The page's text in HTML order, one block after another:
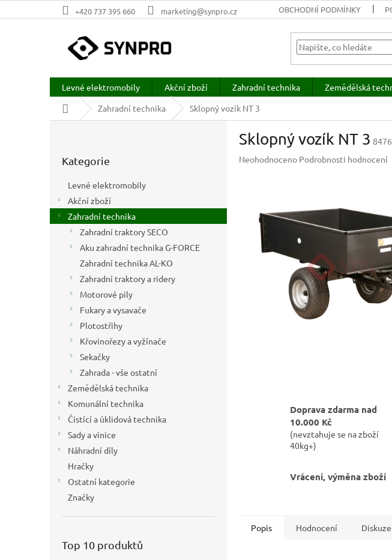
na
+420 737 395 660 marketing@synpro.cz OBCHODNÍ PODMÍNKY
Levné elektromobily Akční zboží Zahradní technika Zemědělská
Domů Zahradní technika Sklopný vozík NT 3
n
kategorie
Kategorie
Levné elektromobily
Akční zboží
Zahradní technika
Zahradní traktory SECO
Aku zahradní technika G-FORCE
Zahradní technika AL-KO
Zahradní traktory a ridery
Motorové pily
Fukary a vysavače
Plotostřihy
Křovinořezy a vyžínače
Sekačky
Zahrada - vše ostatní
Zemědělská technika
Komunální technika
Čistící a úklidová technika
Sady a vinice
Náhradní díly
Hračky
Ostatní kategorie
Značky
Top 10 produktů
Sklopný vozík NT 3 8476
Průměrné
hvězdiček.
Neohodnoceno Podrobnosti hodnocení
Doprava zdarma nad
10.000 Kč
(nevztahuje se na zboží
40kg+)
Vrácení, výměna zboží
Popis Hodnocení Diskuze